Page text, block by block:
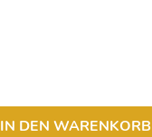
IN DEN WARENKORB